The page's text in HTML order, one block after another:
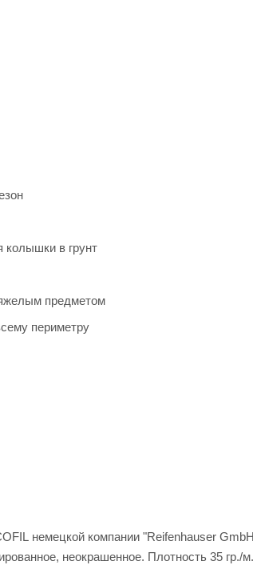
колышки в грунт
предметом
периметру
немецкой компании "Reifenhauser
неокрашенное. Плотность 35 гр./м.